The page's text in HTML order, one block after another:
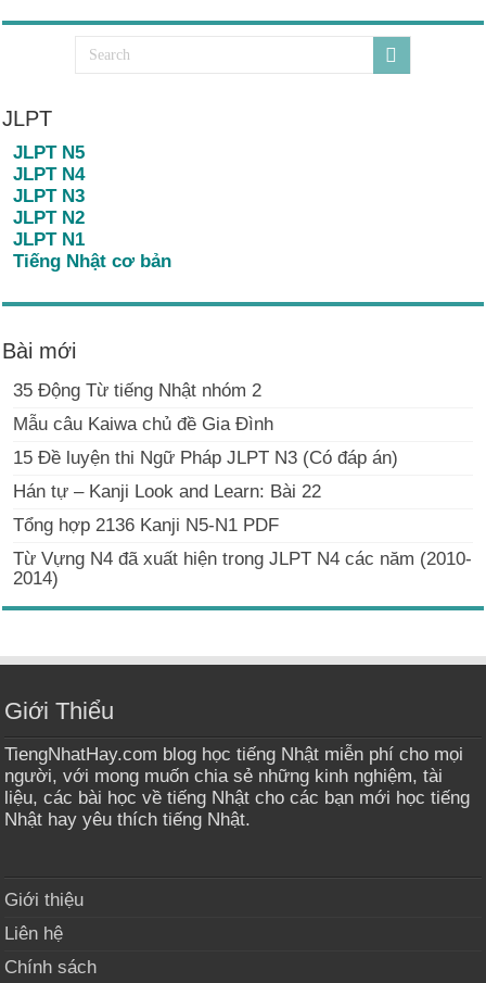
JLPT
JLPT N5
JLPT N4
JLPT N3
JLPT N2
JLPT N1
Tiếng Nhật cơ bản
Bài mới
35 Động Từ tiếng Nhật nhóm 2
Mẫu câu Kaiwa chủ đề Gia Đình
15 Đề luyện thi Ngữ Pháp JLPT N3 (Có đáp án)
Hán tự – Kanji Look and Learn: Bài 22
Tổng hợp 2136 Kanji N5-N1 PDF
Từ Vựng N4 đã xuất hiện trong JLPT N4 các năm (2010-
2014)
Giới Thiểu
TiengNhatHay.com blog học tiếng Nhật miễn phí cho mọi
người, với mong muốn chia sẻ những kinh nghiệm, tài
liệu, các bài học về tiếng Nhật cho các bạn mới học tiếng
Nhật hay yêu thích tiếng Nhật.
Giới thiệu
Liên hệ
Chính sách